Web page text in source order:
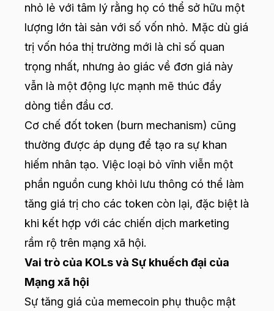
nhỏ lẻ với tâm lý rằng họ có thể sở hữu một
lượng lớn tài sản với số vốn nhỏ. Mặc dù giá
trị vốn hóa thị trường mới là chỉ số quan
trọng nhất, nhưng ảo giác về đơn giá này
vẫn là một động lực mạnh mẽ thúc đẩy
dòng tiền đầu cơ.
Cơ chế đốt token (burn mechanism) cũng
thường được áp dụng để tạo ra sự khan
hiếm nhân tạo. Việc loại bỏ vĩnh viễn một
phần nguồn cung khỏi lưu thông có thể làm
tăng giá trị cho các token còn lại, đặc biệt là
khi kết hợp với các chiến dịch marketing
rầm rộ trên mạng xã hội.
Vai trò của KOLs và Sự khuếch đại của
Mạng xã hội
Sự tăng giá của memecoin phụ thuộc mật